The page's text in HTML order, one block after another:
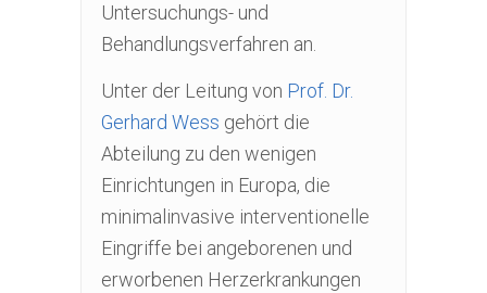
Untersuchungs- und
Behandlungsverfahren an.
Unter der Leitung von Prof. Dr.
Gerhard Wess gehört die
Abteilung zu den wenigen
Einrichtungen in Europa, die
minimalinvasive interventionelle
Eingriffe bei angeborenen und
erworbenen Herzerkrankungen